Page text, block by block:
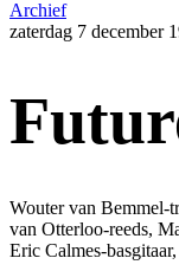
Archief
zaterdag 7 december
Wouter van Bemmel-
van Otterloo-reeds,
Eric Calmes-